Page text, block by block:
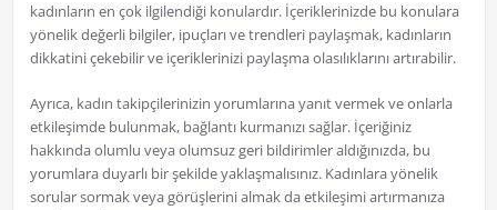
kadınların en çok ilgilendiği konulardır. İçeriklerinizde bu konulara
yönelik değerli bilgiler, ipuçları ve trendleri paylaşmak, kadınların
dikkatini çekebilir ve içeriklerinizi paylaşma olasılıklarını artırabilir.
Ayrıca, kadın takipçilerinizin yorumlarına yanıt vermek ve onlarla
etkileşimde bulunmak, bağlantı kurmanızı sağlar. İçeriğiniz
hakkında olumlu veya olumsuz geri bildirimler aldığınızda, bu
yorumlara duyarlı bir şekilde yaklaşmalısınız. Kadınlara yönelik
sorular sormak veya görüşlerini almak da etkileşimi artırmanıza